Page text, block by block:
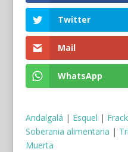
Twitter
Mail
WhatsApp
Andalgalá | Esquel |
Soberania alimentaria |
Muerta